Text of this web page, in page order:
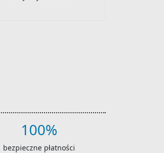
100%
bezpieczne płatności